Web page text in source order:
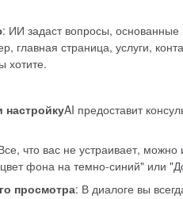
: ИИ задаст вопросы, основанные
главная страница, услуги,
хотите.
AI предоставит
что вас не устраивает,
фона на темно-синий" или
просмотра: В диалоге вы